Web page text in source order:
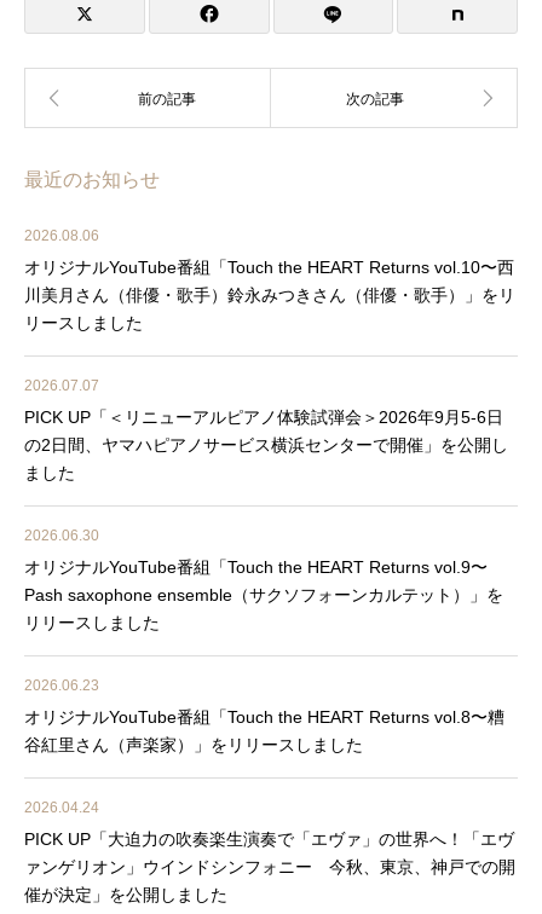
最近のお知らせ
2026.08.06
オリジナルYouTube番組「Touch the HEART Returns vol.10〜西
川美月さん（俳優・歌手）鈴永みつきさん（俳優・歌手）」をリ
リースしました
2026.07.07
PICK UP「＜リニューアルピアノ体験試弾会＞2026年9月5-6日
の2日間、ヤマハピアノサービス横浜センターで開催」を公開し
ました
2026.06.30
オリジナルYouTube番組「Touch the HEART Returns vol.9〜
Pash saxophone ensemble（サクソフォーンカルテット）」を
リリースしました
2026.06.23
オリジナルYouTube番組「Touch the HEART Returns vol.8〜糟
谷紅里さん（声楽家）」をリリースしました
2026.04.24
PICK UP「大迫力の吹奏楽生演奏で「エヴァ」の世界へ！「エヴ
ァンゲリオン」ウインドシンフォニー 今秋、東京、神戸での開
催が決定」を公開しました